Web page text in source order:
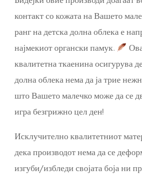
контакт со кожата на Вашето
ранг на детска долна облека е
најмекиот органски памук.
квалитетна ткаенина осигурува
долна облека нема да ја трие
што Вашето малечко може да се
игра безгрижно цел ден!
Исклучително квалитетниот
дека производот нема да се
изгуби/избледи својата боја ни